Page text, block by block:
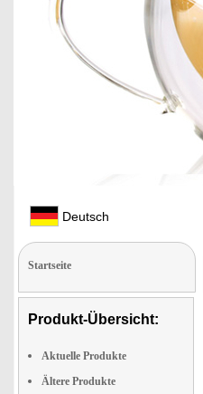
Deutsch
Startseite
Produkt-Übersicht:
Aktuelle Produkte
Ältere Produkte